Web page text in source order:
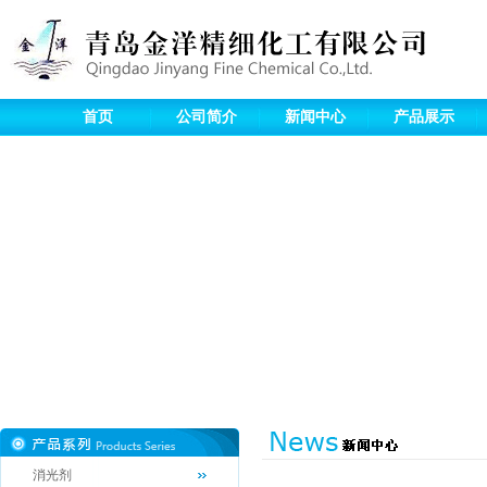
首页 公司简介 新闻中心 产品展示
消光剂